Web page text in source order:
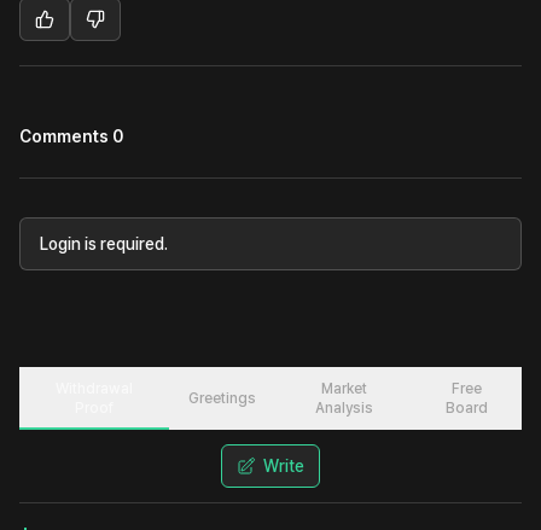
Comments 0
Login is required.
Greetings
Market
Analysis
Free
Board
Write